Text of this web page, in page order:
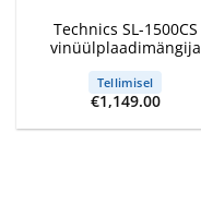
Technics SL-1500CS
vinüülplaadimängija
Tellimisel
€1,149.00